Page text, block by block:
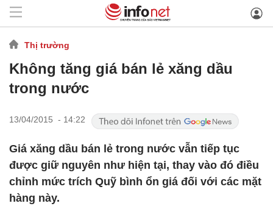
Thị trường
Không tăng giá bán lẻ xăng dầu
trong nước
13/04/2015 - 14:22
Giá xăng dầu bán lẻ trong nước vẫn tiếp tục
được giữ nguyên như hiện tại, thay vào đó điều
chỉnh mức trích Quỹ bình ổn giá đối với các mặt
hàng này.